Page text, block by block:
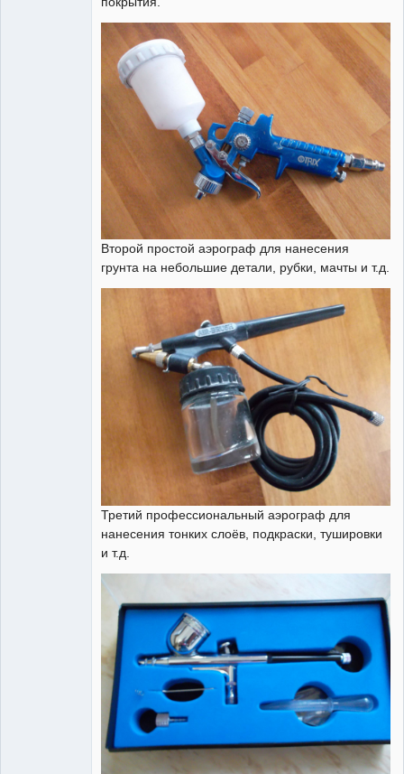
Второй простой аэрограф для нанесения
грунта на небольшие детали, рубки, мачты и т.д.
Третий профессиональный аэрограф для
нанесения тонких слоёв, подкраски, тушировки
и т.д.